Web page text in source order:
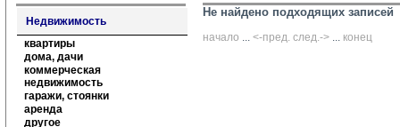
Недвижимость
квартиры
дома, дачи
коммерческая
недвижимость
гаражи, стоянки
аренда
другое
Не найдено подходящих записей
начало ... <-пред. след.-> ... конец